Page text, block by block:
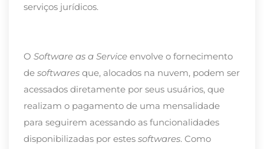
serviços jurídicos.
O Software as a Service envolve o fornecimento
de softwares que, alocados na nuvem, podem ser
acessados diretamente por seus usuários, que
realizam o pagamento de uma mensalidade
para seguirem acessando as funcionalidades
disponibilizadas por estes softwares. Como